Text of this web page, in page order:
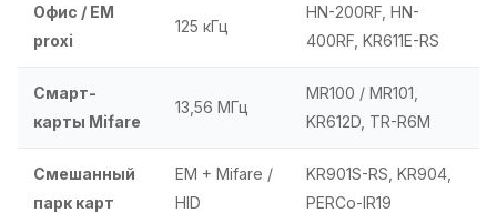
Офис / EM
proxi
125 кГц
HN-200RF, HN-
400RF, KR611E-RS
Смарт-
карты Mifare
13,56 МГц
MR100 / MR101,
KR612D, TR-R6M
Смешанный
парк карт
EM + Mifare /
HID
KR901S-RS, KR904,
PERCo-IR19